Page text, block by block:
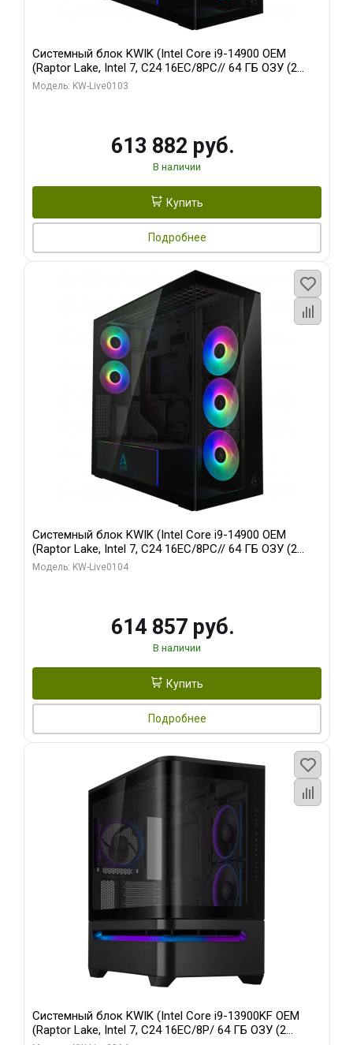
Системный блок KWIK (Intel Core i9-14900 OEM
(Raptor Lake, Intel 7, C24 16EC/8PC// 64 ГБ ОЗУ (2
модуля)/ Afox RTX4090 24GB GDDR6X 384-Bit 3xDP
Модель: KW-Live0103
613 882 руб.
В наличии
Купить
Подробнее
Системный блок KWIK (Intel Core i9-14900 OEM
(Raptor Lake, Intel 7, C24 16EC/8PC// 64 ГБ ОЗУ (2
модуля)/ Afox RTX4090 24GB GDDR6X 384-Bit 3xDP
Модель: KW-Live0104
614 857 руб.
В наличии
Купить
Подробнее
Системный блок KWIK (Intel Core i9-13900KF OEM
(Raptor Lake, Intel 7, C24 16EC/8P/ 64 ГБ ОЗУ (2